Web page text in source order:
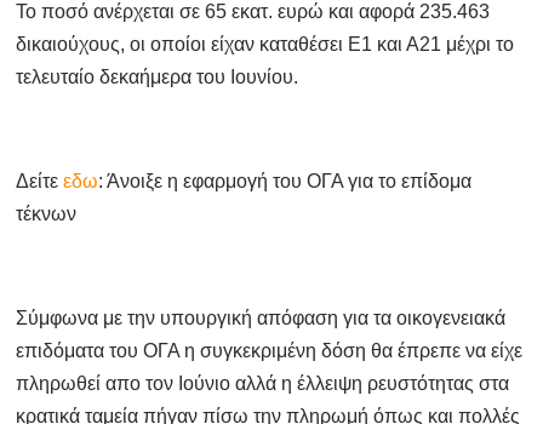
Το ποσό ανέρχεται σε 65 εκατ. ευρώ και αφορά 235.463
δικαιούχους, οι οποίοι είχαν καταθέσει Ε1 και Α21 μέχρι το
τελευταίο δεκαήμερα του Ιουνίου.
Δείτεεδω: Άνοιξε η εφαρμογή του ΟΓΑ για το επίδομα
τέκνων
Σύμφωνα με την υπουργική απόφαση για τα οικογενειακά
επιδόματα του ΟΓΑ η συγκεκριμένη δόση θα έπρεπε να είχε
πληρωθεί απο τον Ιούνιο αλλά η έλλειψη ρευστότητας στα
κρατικά ταμεία πήγαν πίσω την πληρωμή όπως και πολλές